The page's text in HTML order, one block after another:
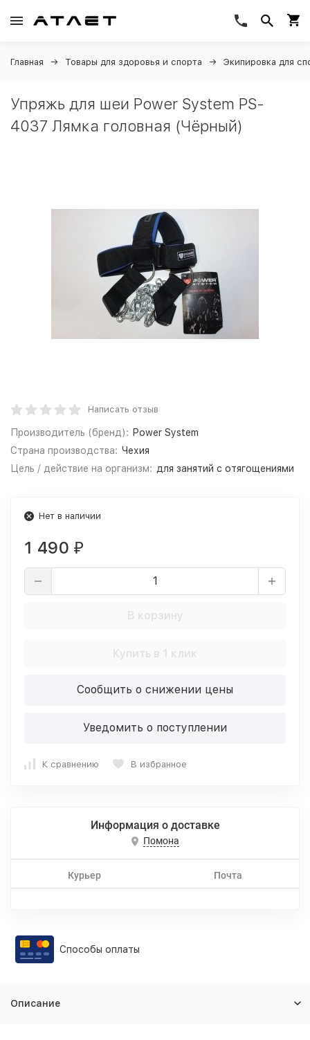
Главная Товары для здоровья и спорта Экипировка для
Упряжь для шеи Power System PS-
4037 Лямка головная (Чёрный)
Написать отзыв
Производитель (бренд): Power System
Страна производства: Чехия
Цель / действие на организм: для занятий с отягощениями
Нет в наличии
1 490 ₽
В корзину
Купить в 1 клик
Сообщить о снижении цены
Уведомить о поступлении
К сравнению В избранное
Информация о доставке
Помона
Курьер Почта
Способы оплаты
Описание